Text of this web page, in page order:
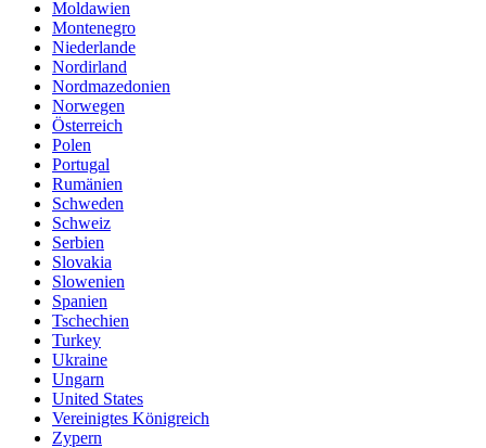
Moldawien
Montenegro
Niederlande
Nordirland
Nordmazedonien
Norwegen
Österreich
Polen
Portugal
Rumänien
Schweden
Schweiz
Serbien
Slovakia
Slowenien
Spanien
Tschechien
Turkey
Ukraine
Ungarn
United States
Vereinigtes Königreich
Zypern